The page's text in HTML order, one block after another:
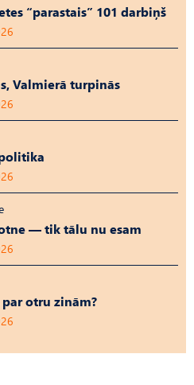
“parastais” 101 darbiņš
Valmierā turpinās
— tik tālu nu esam
otru zinām?